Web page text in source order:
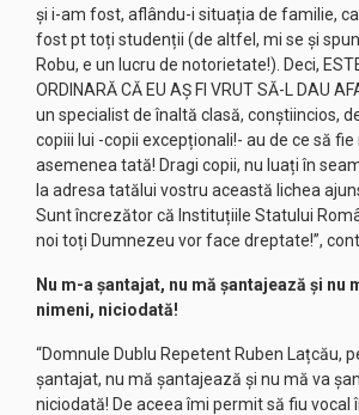
și i-am fost, aflându-i situația de familie,
fost pt toți studenții (de altfel, mi se și
Robu, e un lucru de notorietate!). Deci,
ORDINARĂ CĂ EU AȘ FI VRUT SĂ-L DAU
un specialist de înaltă clasă, conștiincios,
copiii lui -copii excepționali!- au de ce să
asemenea tată! Dragi copii, nu luați în
la adresa tatălui vostru această lichea
Sunt încrezător că Instituțiile Statului
noi toți Dumnezeu vor face dreptate!”,
Nu m-a șantajat, nu mă șantajează și nu
nimeni, niciodată!
“Domnule Dublu Repetent Ruben Lațcău,
șantajat, nu mă șantajează și nu mă va
niciodată! De aceea îmi permit să fiu vocal